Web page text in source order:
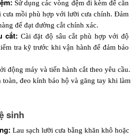
Sử dụng các vòng đệm đi kèm để căn
cưa mồi phù hợp với lưỡi cưa chính. Đảm
để đạt đường cắt chính xác.
cắt: Cài đặt độ sâu cắt phù hợp với độ
tra kỹ trước khi vận hành để đảm bảo
động máy và tiến hành cắt theo yêu cầu.
toàn, đeo kính bảo hộ và găng tay khi làm
sinh
Lau sạch lưỡi cưa bằng khăn khô hoặc